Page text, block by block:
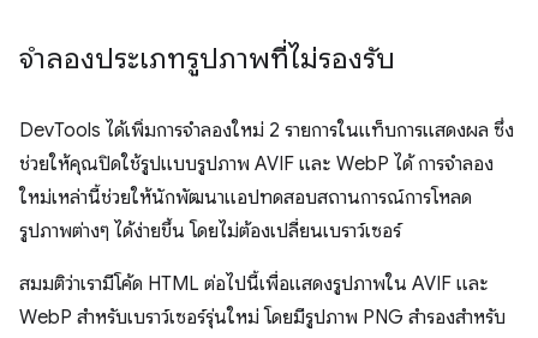
จำลองประเภทรูปภาพที่ไม่รองรับ
DevTools ได้เพิ่มการจำลองใหม่ 2 รายการในแท็บการแสดงผล ซึ่ง
ช่วยให้คุณปิดใช้รูปแบบรูปภาพ AVIF และ WebP ได้ การจำลอง
ใหม่เหล่านี้ช่วยให้นักพัฒนาแอปทดสอบสถานการณ์การโหลด
รูปภาพต่างๆ ได้ง่ายขึ้น โดยไม่ต้องเปลี่ยนเบราว์เซอร์
สมมติว่าเรามีโค้ด HTML ต่อไปนี้เพื่อแสดงรูปภาพใน AVIF และ
WebP สำหรับเบราว์เซอร์รุ่นใหม่ โดยมีรูปภาพ PNG สำรองสำหรับ